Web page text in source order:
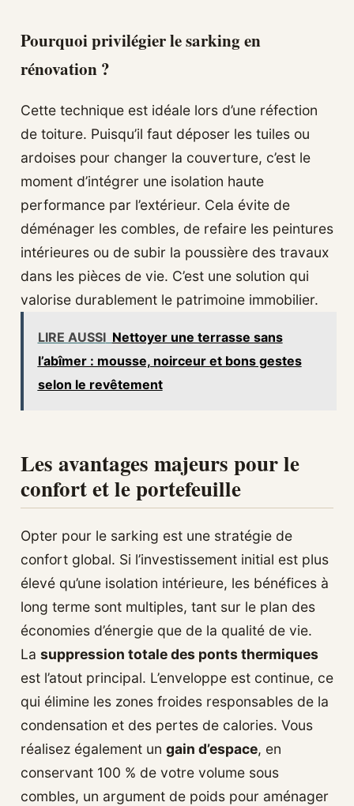
Pourquoi privilégier le sarking en
rénovation ?
Cette technique est idéale lors d’une réfection
de toiture. Puisqu’il faut déposer les tuiles ou
ardoises pour changer la couverture, c’est le
moment d’intégrer une isolation haute
performance par l’extérieur. Cela évite de
déménager les combles, de refaire les peintures
intérieures ou de subir la poussière des travaux
dans les pièces de vie. C’est une solution qui
valorise durablement le patrimoine immobilier.
LIRE AUSSI Nettoyer une terrasse sans
l’abîmer : mousse, noirceur et bons gestes
selon le revêtement
Les avantages majeurs pour le
confort et le portefeuille
Opter pour le sarking est une stratégie de
confort global. Si l’investissement initial est plus
élevé qu’une isolation intérieure, les bénéfices à
long terme sont multiples, tant sur le plan des
économies d’énergie que de la qualité de vie.
La suppression totale des ponts thermiques
est l’atout principal. L’enveloppe est continue, ce
qui élimine les zones froides responsables de la
condensation et des pertes de calories. Vous
réalisez également un gain d’espace, en
conservant 100 % de votre volume sous
combles, un argument de poids pour aménager